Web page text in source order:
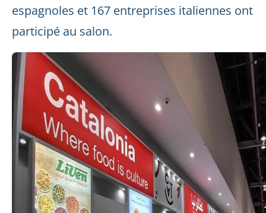
espagnoles et 167 entreprises italiennes ont
participé au salon.